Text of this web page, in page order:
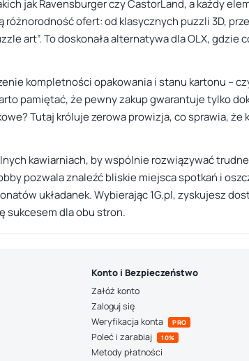
jak Ravensburger czy CastorLand, a każdy
różnorodność ofert: od klasycznych puzzli 3D,
art”. To doskonała alternatywa dla OLX,
kompletności opakowania i stanu kartonu –
pamiętać, że pewny zakup gwarantuje tylko
Tutaj króluje zerowa prowizja, co sprawia,
kawiarniach, by wspólnie rozwiązywać
pozwala znaleźć bliskie miejsca spotkań i
układanek. Wybierając 1G.pl, zyskujesz
sukcesem dla obu stron.
Konto i Bezpieczeństwo
Załóż konto
Zaloguj się
Weryfikacja konta
PRO
Poleć i zarabiaj 10%
Metody płatności